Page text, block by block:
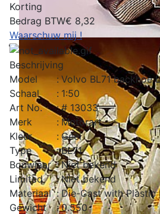
Korting
Bedrag BTW€ 8,32
Waarschuw mij !
Beschrijving
Model
: Volvo BL71 backhoe
Schaal
: 1:50
Art No.
: # 13033
Merk
: Motorart
Kleur
: Geel
Type
: BL71
Bouwjaar : Niet bekend
Limited
: Niet bekend
Materiaal : Die-Cast with Plastic
Gewicht
: 0.550